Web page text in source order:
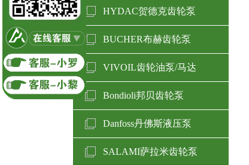
HYDAC贺德克齿轮泵
BUCHER布赫齿轮泵
VIVOIL齿轮油泵/马达
Bondioli邦贝齿轮泵
Danfoss丹佛斯液压泵
SALAMI萨拉米齿轮泵